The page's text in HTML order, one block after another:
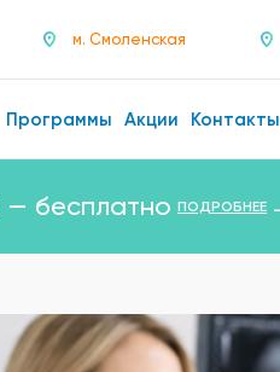
м. Смоленская
Программы Акции Контакты
— бесплатно ПОДРОБНЕЕ